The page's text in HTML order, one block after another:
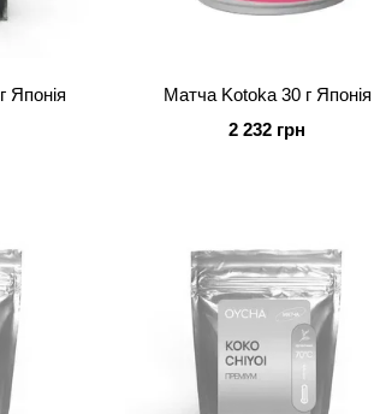
Японія
Матча Kotoka 30 г Японія
2 232 грн